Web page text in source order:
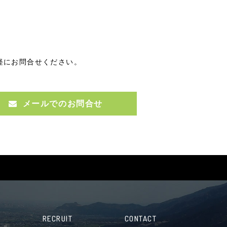
お問合せください。
メールでのお問合せ
RECRUIT CONTACT